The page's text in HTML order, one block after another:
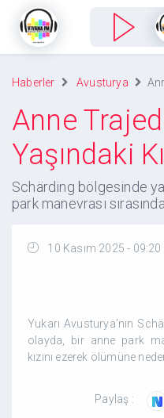
Haberler Avusturya
Anne
Yaşındaki
Schärding bölgesinde
park manevrası sırasında
10 Kasım 2025 - 09:20
Yukarı Avusturya’nın
olayda, bir anne park
kızını ezerek ölümüne
Paylaş :